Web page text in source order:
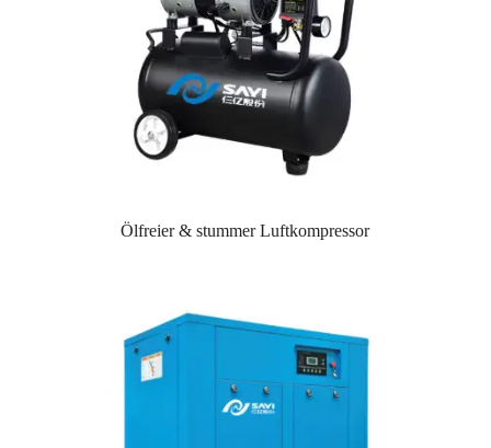
Ölfreier & stummer Luftkompressor